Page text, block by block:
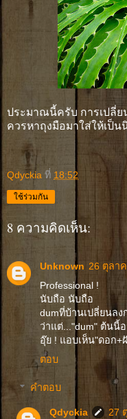
ประมาณนี้ครับ การเปลี่ย
ควรหาถุงมือมาใส่ให้เป็น
Qdyckia ที่ 18:52
ใช้ร่วมกัน
8 ความคิดเห็น:
Unknown 26 ตุลา
Professional !
นับถือ นับถือ
dumที่บ้านเปลี่ยนลง
ว่าแต่..."dum" ต้นนี้อ
อุ๊ย ! แอบเห็น"ดอก+
ตอบ
คำตอบ
Qdyckia
27